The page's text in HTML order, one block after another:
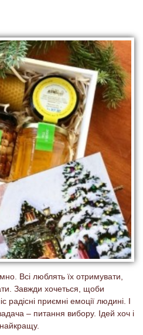
Всі люблять їх отримувати,
Завжди хочеться, щоби
радісні приємні емоції людині. І
– питання вибору. Ідей хоч і